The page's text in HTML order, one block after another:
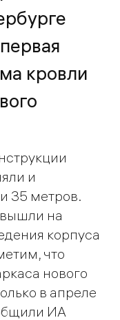
кровли
и
35 метров.
на
корпуса
что
нового
в апреле
ИА